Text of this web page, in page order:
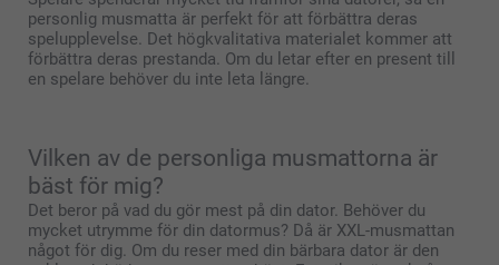
personlig musmatta är perfekt för att förbättra deras
spelupplevelse. Det högkvalitativa materialet kommer att
förbättra deras prestanda. Om du letar efter en present till
en spelare behöver du inte leta längre.
Vilken av de personliga musmattorna är
bäst för mig?
Det beror på vad du gör mest på din dator. Behöver du
mycket utrymme för din datormus? Då är XXL-musmattan
något för dig. Om du reser med din bärbara dator är den